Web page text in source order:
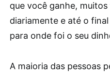
que você ganhe,
diariamente e até o
para onde foi o seu
A maioria das pessoas